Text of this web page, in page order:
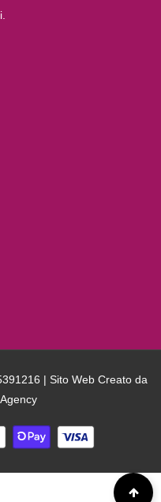
| Sito Web Creato da